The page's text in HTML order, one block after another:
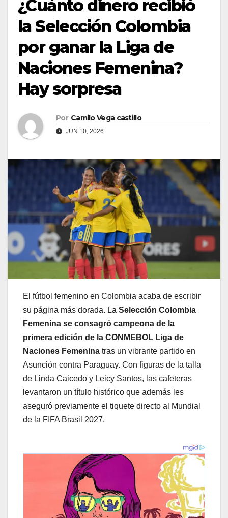
¿Cuánto dinero recibió
la Selección Colombia
por ganar la Liga de
Naciones Femenina?
Hay sorpresa
Por Camilo Vega castillo
JUN 10, 2026
El fútbol femenino en Colombia acaba de escribir
su página más dorada. La Selección Colombia
Femenina se consagró campeona de la
primera edición de la CONMEBOL Liga de
Naciones Femenina tras un vibrante partido en
Asunción contra Paraguay. Con figuras de la talla
de Linda Caicedo y Leicy Santos, las cafeteras
levantaron un título histórico que además les
aseguró previamente el tiquete directo al Mundial
de la FIFA Brasil 2027.